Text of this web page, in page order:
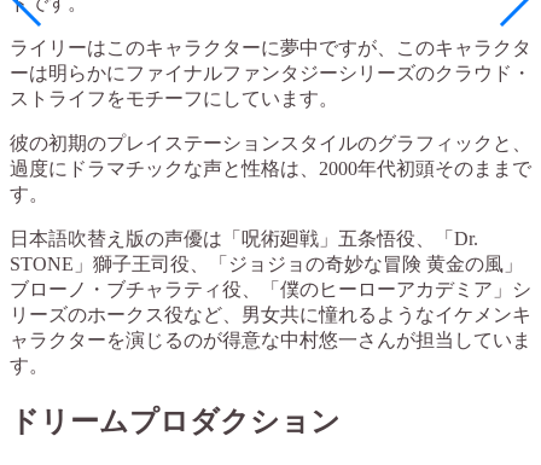
ライリーはこのキャラクターに夢中ですが、このキャラクタ
ーは明らかにファイナルファンタジーシリーズのクラウド・
ストライフをモチーフにしています。
彼の初期のプレイステーションスタイルのグラフィックと、
過度にドラマチックな声と性格は、2000年代初頭そのままで
す。
日本語吹替え版の声優は「呪術廻戦」五条悟役、「Dr.
STONE」獅子王司役、「ジョジョの奇妙な冒険 黄金の風」
ブローノ・ブチャラティ役、「僕のヒーローアカデミア」シ
リーズのホークス役など、男女共に憧れるようなイケメンキ
ャラクターを演じるのが得意な中村悠一さんが担当していま
す。
ドリームプロダクション